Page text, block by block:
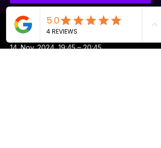
Time & Location
14. Nov. 2024, 19:45 – 20:45